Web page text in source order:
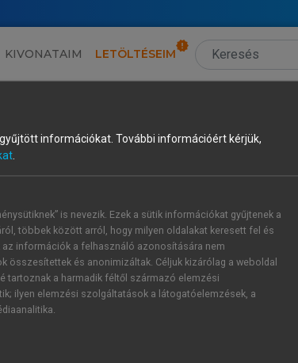
KIVONATAIM LETÖLTÉSEIM
szabadverses átültetéséről
Choral Poetry into Free Verse
Vallástudományi Tanszék, Budapest;
Zenetudományi Intézet, Budapest
információkat. További információért kérjük,
.
is nevezik. Ezek a sütik információkat gyűjtenek a
többek között arról, hogy milyen oldalakat keresett fel és
az információk a felhasználó azonosítására nem
összesítettek és anonimizáltak. Céljuk kizárólag a weboldal
tartoznak a harmadik féltől származó elemzési
ilyen elemzési szolgáltatások a látogatóelemzések, a